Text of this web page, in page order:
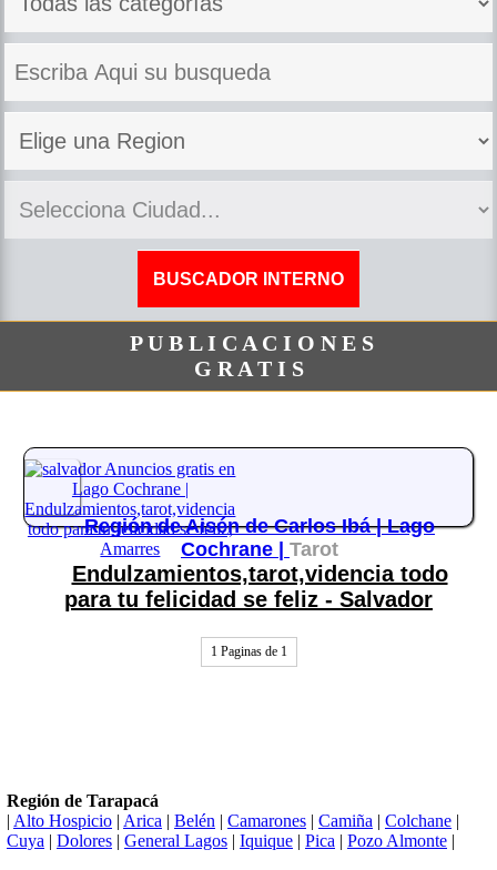
P U B L I C A C I O N E S
G R A T I S
Región de Aisén de Carlos Ibá |Lago
Cochrane | Tarot
Endulzamientos,tarot,videncia todo
para tu felicidad se feliz - Salvador
1 Paginas de 1
Región de Tarapacá
| Alto Hospicio | Arica | Belén | Camarones | Camiña | Colchane |
Cuya | Dolores | General Lagos | Iquique | Pica | Pozo Almonte |